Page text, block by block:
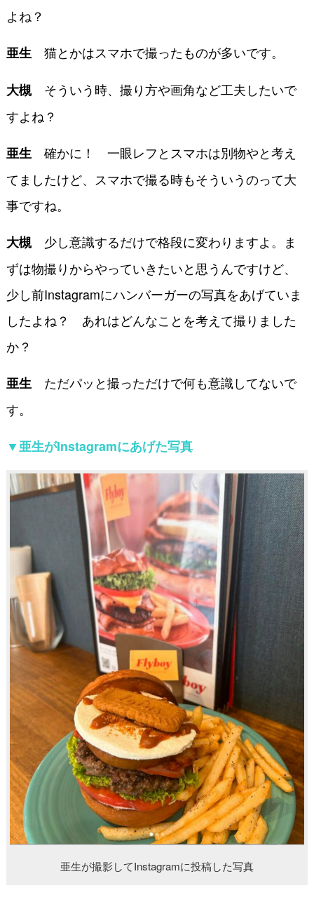
よね？
亜生猫とかはスマホで撮ったものが多いです。
大槻そういう時、撮り方や画角など工夫したいで
すよね？
亜生確かに！ 一眼レフとスマホは別物やと考え
てましたけど、スマホで撮る時もそういうのって大
事ですね。
大槻少し意識するだけで格段に変わりますよ。ま
ずは物撮りからやっていきたいと思うんですけど、
少し前Instagramにハンバーガーの写真をあげていま
したよね？ あれはどんなことを考えて撮りました
か？
亜生ただパッと撮っただけで何も意識してないで
す。
▼亜生がInstagramにあげた写真
亜生が撮影してInstagramに投稿した写真